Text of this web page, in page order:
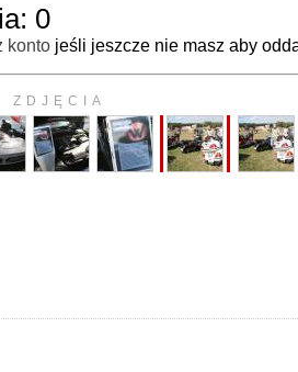
0
konto jeśli jeszcze nie masz aby
ZDJĘCIA